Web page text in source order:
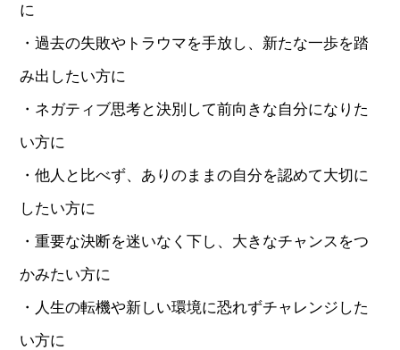
に
・過去の失敗やトラウマを手放し、新たな一歩を踏
み出したい方に
・ネガティブ思考と決別して前向きな自分になりた
い方に
・他人と比べず、ありのままの自分を認めて大切に
したい方に
・重要な決断を迷いなく下し、大きなチャンスをつ
かみたい方に
・人生の転機や新しい環境に恐れずチャレンジした
い方に